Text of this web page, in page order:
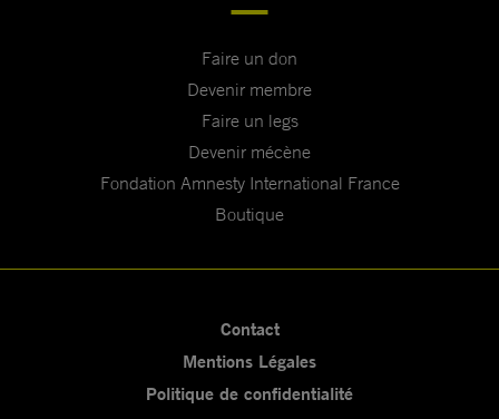
Faire un don
Devenir membre
Faire un legs
Devenir mécène
Fondation Amnesty International France
Boutique
Contact
Mentions Légales
Politique de confidentialité